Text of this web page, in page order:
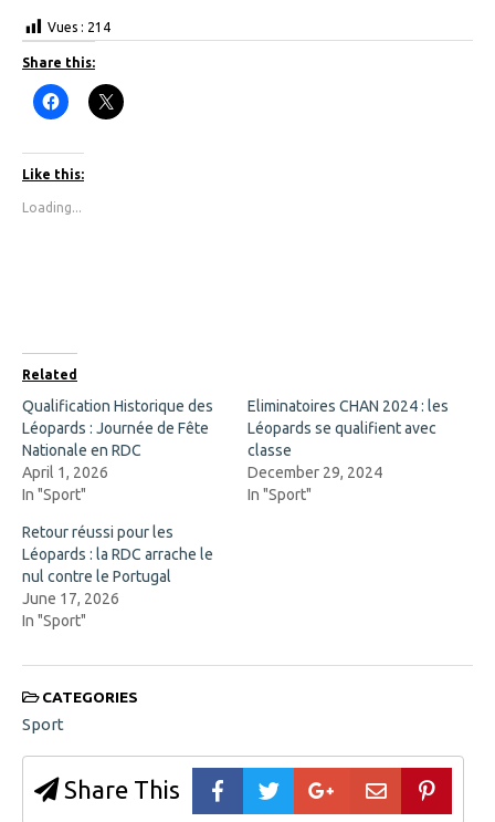
Vues : 214
Share this:
C
l
k
t
o
h
b
o
o
k
(
O
p
e
n
s
i
n
e
w
w
i
n
d
o
C
l
i
n
n
e
w
o
w
)
Like this:
Loading...
Related
Qualification Historique des
Léopards : Journée de Fête
Nationale en RDC
April 1, 2026
In "Sport"
Eliminatoires CHAN 2024 : les
Léopards se qualifient avec
classe
December 29, 2024
In "Sport"
Retour réussi pour les
Léopards : la RDC arrache le
nul contre le Portugal
June 17, 2026
In "Sport"
CATEGORIES
Sport
Share This